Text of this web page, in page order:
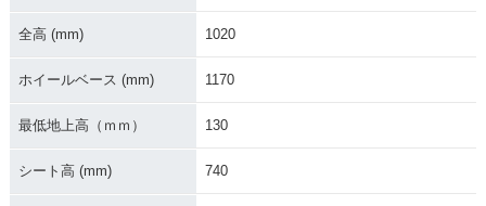
50・マイナーチェン
50 セル付
全高 (mm) 1020
ホイールベース (mm) 1170
最低地上高（ｍｍ） 130
シート高 (mm) 740